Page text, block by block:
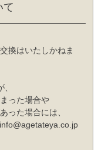
て
換はいたしかねま
った場合や
った場合には、